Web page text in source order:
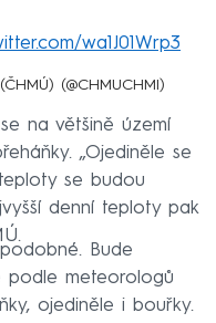
wa1J01Wrp3
(@CHMUCHMI)
na většině území
„Ojediněle se
se budou
denní teploty pak
Bude
meteorologů
ojediněle i bouřky.